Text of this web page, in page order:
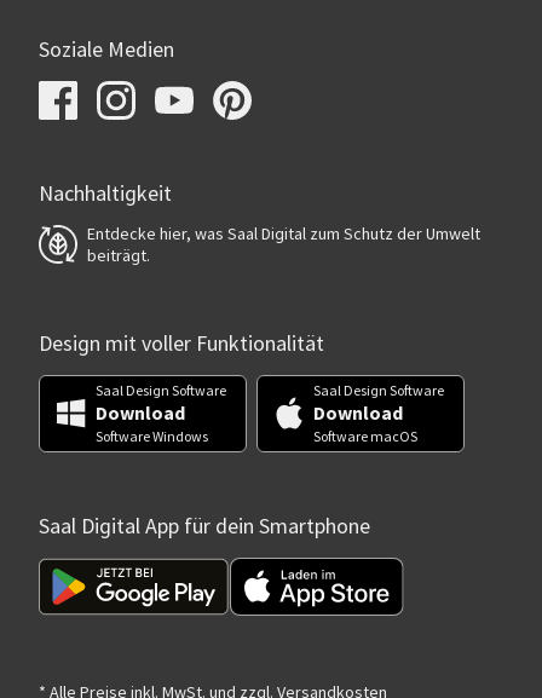
Soziale Medien
Nachhaltigkeit
Entdecke hier, was Saal Digital zum Schutz der Umwelt
beiträgt.
Design mit voller Funktionalität
Saal Design Software
Download
Software Windows
Saal Design Software
Download
Software macOS
Saal Digital App für dein Smartphone
* Alle Preise inkl. MwSt. und zzgl. Versandkosten